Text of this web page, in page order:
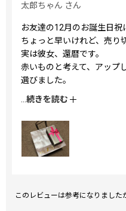
太郎ちゃん さん
お友達の12月のお誕生日祝
ちょっと早いけれど、売り
実は彼女、還暦です。
赤いものと考えて、アップ
選びました。
私、商品開けられない。
だから本当のコメントは12
さい。
...続きを読む
このレビューは参考になりました